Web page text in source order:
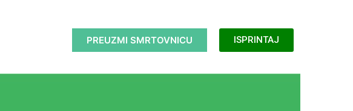
PREUZMI SMRTOVNICU ISPRINTAJ